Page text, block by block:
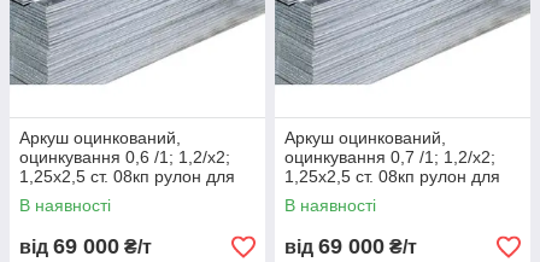
Аркуш оцинкований,
оцинкування 0,6 /1; 1,2/х2;
1,25х2,5 ст. 08кп рулон для
порізування ціна
В наявності
від 69 000 ₴/т
Аркуш оцинкований,
оцинкування 0,7 /1; 1,2/х2;
1,25х2,5 ст. 08кп рулон для
порізування ціна
В наявності
від 69 000 ₴/т